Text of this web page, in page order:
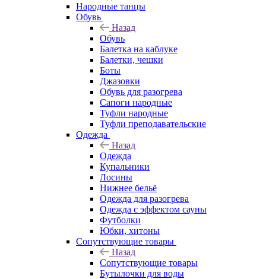
Народные танцы
Обувь
Назад
Обувь
Балетка на каблуке
Балетки, чешки
Боты
Джазовки
Обувь для разогрева
Сапоги народные
Туфли народные
Туфли преподавательские
Одежда
Назад
Одежда
Купальники
Лосины
Нижнее бельё
Одежда для разогрева
Одежда с эффектом сауны
Футболки
Юбки, хитоны
Сопутствующие товары
Назад
Сопутствующие товары
Бутылочки для воды